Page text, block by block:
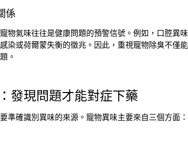
係
物氣味往往是健康問題的預警信號。例如，口腔異
染或荷爾蒙失衡的徵兆。因此，重視寵物除臭不僅
。
發現問題才能對症下藥
準確識別異味的來源。寵物異味主要來自三個方面